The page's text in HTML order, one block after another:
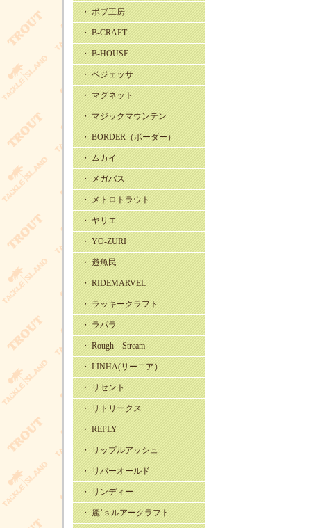
・ ボブ工房
・ B-CRAFT
・ B-HOUSE
・ ベジェッサ
・ マグネット
・ マジックマウンテン
・ BORDER（ボーダー）
・ ムカイ
・ メガバス
・ メトロトラウト
・ ヤリエ
・ YO-ZURI
・ 遊魚民
・ RIDEMARVEL
・ ラッキークラフト
・ ラパラ
・ Rough Stream
・ LINHA(リーニア）
・ リセント
・ リトリークス
・ REPLY
・ リップルアッシュ
・ リバーオールド
・ リンディー
・ 麗’ｓルアークラフト